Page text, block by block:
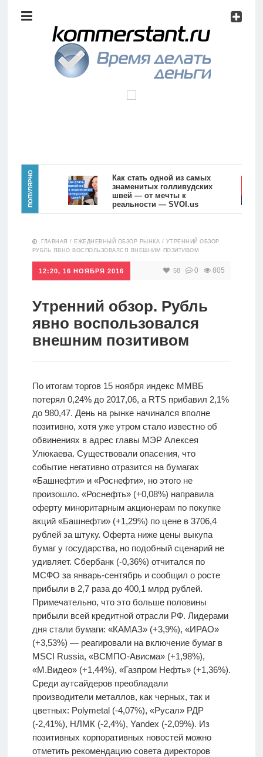
анализ
Видео
Сделано
Главная
Новости
Аналитика
Инвестиции
Дивиденды
Волновой
Видео
Сделано
в России
Рунет
ПОПУЛЯРНО
Как стать одной из самых
знаменитых голливудских
швей — от мечты к
реальности — SVOI.us
10557
ГЛАВНАЯ / ЕЖЕДНЕВНЫЙ ОБЗОР РЫНКА / УТРЕННИЙ ОБЗОР.
РУБЛЬ ЯВНО ВОСПОЛЬЗОВАЛСЯ ВНЕШНИМ ПОЗИТИВОМ
12:20, 16 НОЯБРЯ 2016 58 0 805
Утренний обзор. Рубль
явно воспользовался
внешним позитивом
По итогам торгов 15 ноября индекс ММВБ
потерял 0,24% до 2017,06, а RTS прибавил 2,1%
до 980,47. День на рынке начинался вполне
позитивно, хотя уже утром стало известно об
обвинениях в адрес главы МЭР Алексея
Улюкаева. Существовали опасения, что
событие негативно отразится на бумагах
«Башнефти» и «Роснефти», но этого не
произошло. «Роснефть» (+0,08%) направила
оферту миноритарным акционерам по покупке
акций «Башнефти» (+1,29%) по цене в 3706,4
рублей за штуку. Оферта ниже цены выкупа
бумаг у государства, но подобный сценарий не
удивляет. Сбербанк (-0,36%) отчитался по
МСФО за январь-сентябрь и сообщил о росте
прибыли в 2,7 раза до 400,1 млрд рублей.
Примечательно, что это больше половины
прибыли всей кредитной отрасли РФ. Лидерами
дня стали бумаги: «КАМАЗ» (+3,9%), «ИРАО»
(+3,53%) — реагировали на включение бумаг в
MSCI Russia, «ВСМПО-Ависма» (+1,98%),
«М.Видео» (+1,44%), «Газпром Нефть» (+1,36%).
Среди аутсайдеров преобладали
производители металлов, как черных, так и
цветных: Polymetal (-4,07%), «Русал» РДР
(-2,41%), НЛМК (-2,4%), Yandex (-2,09%). Из
позитивных корпоративных новостей можно
отметить рекомендацию совета директоров